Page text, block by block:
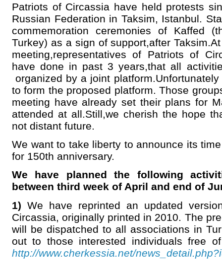
Patriots of Circassia have held protests
Russian Federation in Taksim, Istanbul.
commemoration ceremonies of Kaffed
Turkey) as a sign of support,after
meeting,representatives of Patriots of
have done in past 3 years,that all
organized by a joint
to form the proposed platform. Those
meeting have already set their plans for
attended at all.Still,we cherish the hope
not distant future.
We want to take liberty to announce its
for 150th anniversary.
We have planned the following
between third week of April and end of
1) We have reprinted an updated
Circassia, originally printed in 2010. The
will be dispatched to all associations in
out to those interested individuals free
http://www.cherkessia.net/